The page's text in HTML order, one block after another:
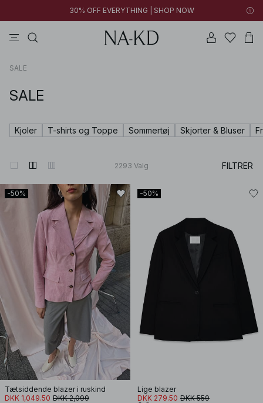
30% OFF EVERYTHING | SHOP NOW
SALE
SALE
Kjoler T-shirts og Toppe Sommertøj Skjorter & Bluser
2293 Valg FILTRER
-50%
Tætsiddende blazer i ruskind
DKK 1,049.50 DKK 2,099
-50%
Lige blazer
DKK 279.50 DKK 559